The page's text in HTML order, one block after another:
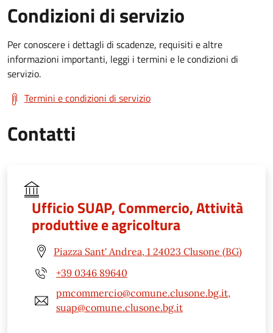
Condizioni di servizio
Per conoscere i dettagli di scadenze, requisiti e altre
informazioni importanti, leggi i termini e le condizioni di
servizio.
Termini e condizioni di servizio
Contatti
Ufficio SUAP, Commercio, Attività
produttive e agricoltura
Piazza Sant' Andrea, 1 24023 Clusone (BG)
+39 0346 89640
pmcommercio@comune.clusone.bg.it,
suap@comune.clusone.bg.it